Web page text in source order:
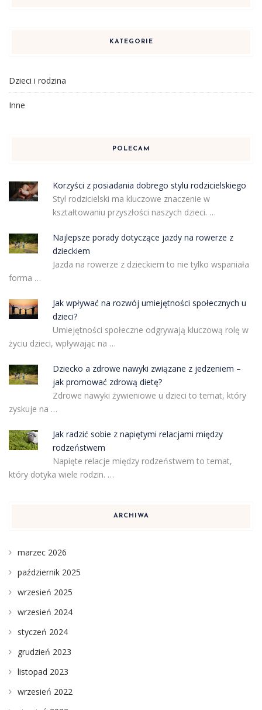
KATEGORIE
Dzieci i rodzina
Inne
POLECAM
Korzyści z posiadania dobrego stylu rodzicielskiego
Styl rodzicielski ma kluczowe znaczenie w
kształtowaniu przyszłości naszych dzieci. …
Najlepsze porady dotyczące jazdy na rowerze z
dzieckiem
Jazda na rowerze z dzieckiem to nie tylko wspaniała
forma …
Jak wpływać na rozwój umiejętności społecznych u
dzieci?
Umiejętności społeczne odgrywają kluczową rolę w
życiu dzieci, wpływając na …
Dziecko a zdrowe nawyki związane z jedzeniem –
jak promować zdrową dietę?
Zdrowe nawyki żywieniowe u dzieci to temat, który
zyskuje na …
Jak radzić sobie z napiętymi relacjami między
rodzeństwem
Napięte relacje między rodzeństwem to temat,
który dotyka wiele rodzin. …
ARCHIWA
marzec 2026
październik 2025
wrzesień 2025
wrzesień 2024
styczeń 2024
grudzień 2023
listopad 2023
wrzesień 2022